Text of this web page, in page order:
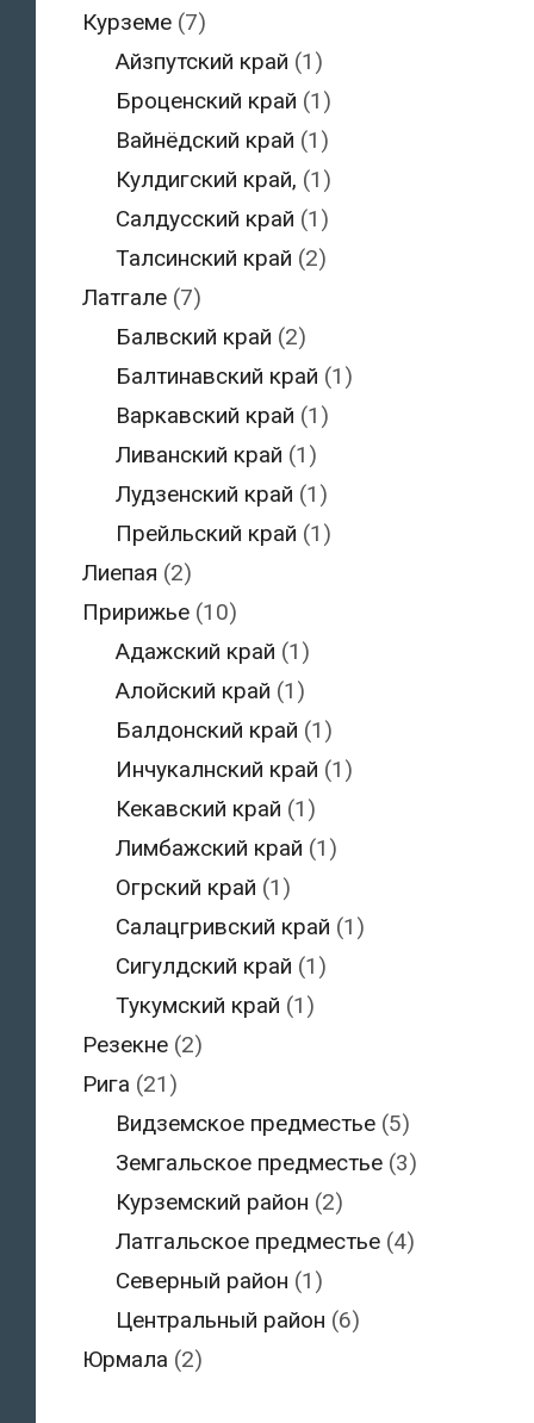
Курземе(7)
Айзпутский край (1)
Броценский край (1)
Вайнёдский край (1)
Кулдигский край, (1)
Салдусский край (1)
Талсинский край (2)
Латгале(7)
Балвский край (2)
Балтинавский край (1)
Варкавский край (1)
Ливанский край (1)
Лудзенский край (1)
Прейльский край (1)
Лиепая (2)
Пририжье(10)
Адажский край (1)
Алойский край (1)
Балдонский край (1)
Инчукалнский край (1)
Кекавский край (1)
Лимбажский край (1)
Огрский край (1)
Салацгривский край (1)
Сигулдский край (1)
Тукумский край (1)
Резекне(2)
Рига (21)
Видземское предместье (5)
Земгальское предместье (3)
Курземский район (2)
Латгальское предместье (4)
Северный район (1)
Центральный район (6)
Юрмала (2)